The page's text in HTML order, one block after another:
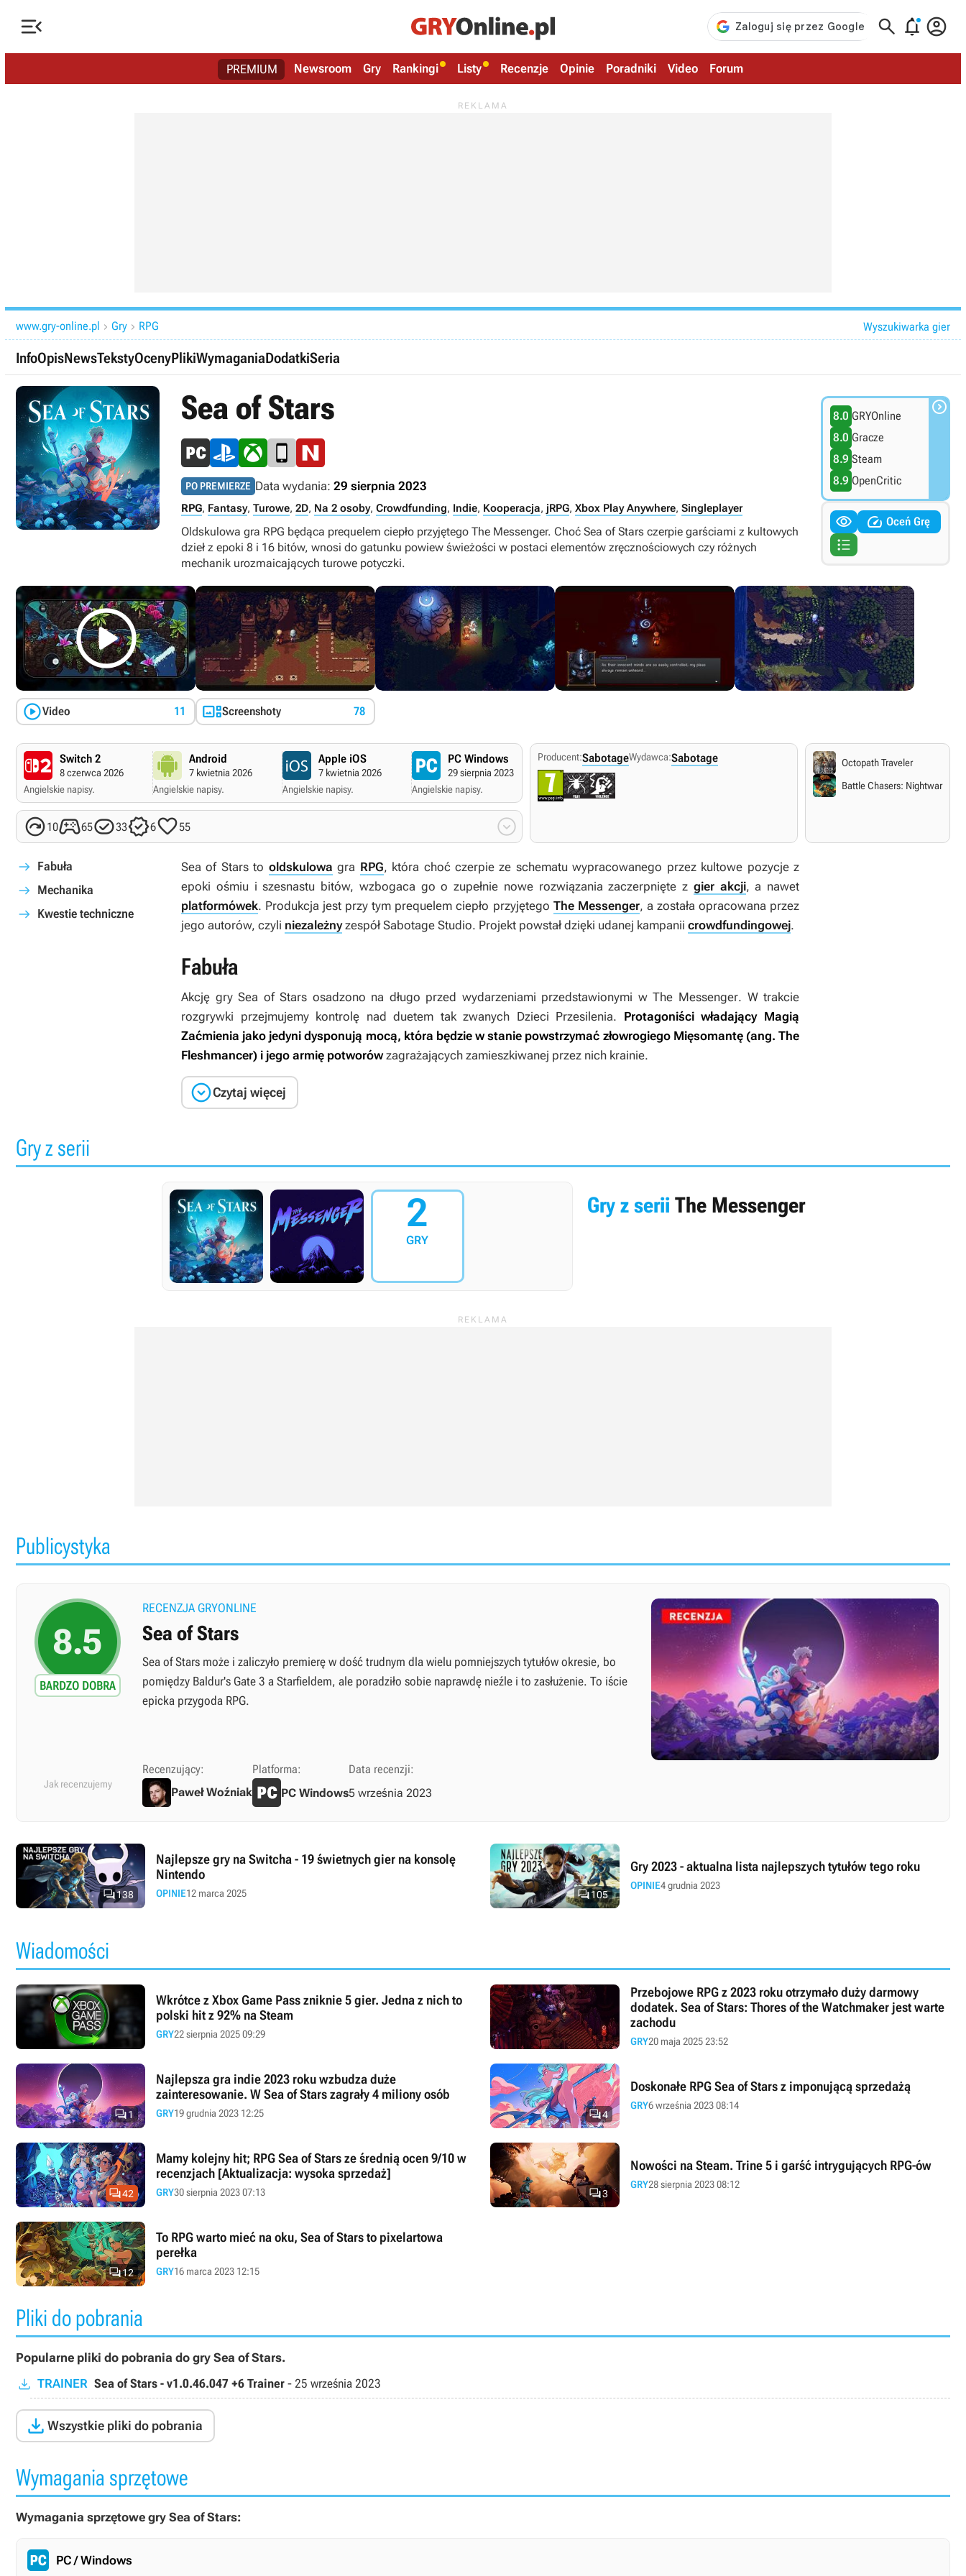
   
PREMIUM Newsroom Gry Rankingi Listy Recenzje Opinie Poradniki Video Forum
www.gry-online.pl  Gry  RPG Wyszukiwarka gier
InfoOpisNewsTekstyOcenyPlikiWymaganiaDodatkiSeria
Sea of Stars
PO PREMIERZE Data wydania: 29 sierpnia 2023
RPG, Fantasy, Turowe, 2D, Na 2 osoby, Crowdfunding, Indie, Kooperacja, jRPG, Xbox Play Anywhere, Singleplayer
Oldskulowa gra RPG będąca prequelem ciepło przyjętego The Messenger. Choć Sea of Stars czerpie garściami z kultowych
dzieł z epoki 8 i 16 bitów, wnosi do gatunku powiew świeżości w postaci elementów zręcznościowych czy różnych
mechanik urozmaicających turowe potyczki.
8.0 GRYOnline
8.0 Gracze
8.9 Steam
8.9 OpenCritic

  Oceń Grę


Video 11 Screenshoty 78
Switch 2
8 czerwca 2026
Angielskie napisy.
Android
7 kwietnia 2026
Angielskie napisy.
Apple iOS
7 kwietnia 2026
Angielskie napisy.
PC Windows
29 sierpnia 2023
Angielskie napisy.
Xbox One
29 sierpnia 2023
Angielskie napisy.
Nintendo Switch PlayStation 4
Angielskie napisy.
106533655 
Producent:SabotageWydawca:Sabotage
Octopath Traveler
Battle Chasers: Nightwar
Fabuła
Mechanika
Kwestie techniczne
Sea of Starsto oldskulowa gra RPG, która choć czerpie ze schematu wypracowanego przez kultowe pozycje z
epoki ośmiu i szesnastu bitów, wzbogaca go o zupełnie nowe rozwiązania zaczerpnięte z gier akcji, a nawet
platformówek. Produkcja jest przy tym prequelem ciepło przyjętego The Messenger, a została opracowana przez
jego autorów, czyli niezależnyzespół Sabotage Studio. Projekt powstał dzięki udanej kampanii crowdfundingowej.
Fabuła
Akcję grySea of Stars osadzono na długo przed wydarzeniami przedstawionymi wThe Messenger. W trakcie
rozgrywki przejmujemy kontrolę nad duetem tak zwanych Dzieci Przesilenia. Protagoniści władający Magią
Zaćmienia jako jedyni dysponują mocą, która będzie w stanie powstrzymać złowrogiego Mięsomantę (ang. The
Fleshmancer) i jego armię potworówzagrażających zamieszkiwanej przez nich krainie.
Czytaj więcej
Gry z serii
2
GRY
Gry z seriiThe Messenger
Publicystyka
8.5
BARDZO DOBRA
RECENZJA GRYONLINE
Sea of Stars
Sea of Stars może i zaliczyło premierę w dość trudnym dla wielu pomniejszych tytułów okresie, bo
pomiędzy Baldur's Gate 3 a Starfieldem, ale poradziło sobie naprawdę nieźle i to zasłużenie. To iście
epicka przygoda RPG.
Jak recenzujemy
Recenzujący:
Paweł Woźniak
Platforma:
PC Windows
Data recenzji:
5 września 2023
138
Najlepsze gry na Switcha - 19 świetnych gier na konsolę
Nintendo
OPINIE12 marca 2025 105
Gry 2023 - aktualna lista najlepszych tytułów tego roku
OPINIE4 grudnia 2023
Wiadomości
Wkrótce z Xbox Game Pass zniknie 5 gier. Jedna z nich to
polski hit z 92% na Steam
GRY22 sierpnia 2025 09:29
Przebojowe RPG z 2023 roku otrzymało duży darmowy
dodatek. Sea of Stars: Thores of the Watchmaker jest warte
zachodu
GRY20 maja 2025 23:52
1
Najlepsza gra indie 2023 roku wzbudza duże
zainteresowanie. W Sea of Stars zagrały 4 miliony osób
GRY19 grudnia 2023 12:25 4
Doskonałe RPG Sea of Stars z imponującą sprzedażą
GRY6 września 2023 08:14
42
Mamy kolejny hit; RPG Sea of Stars ze średnią ocen 9/10 w
recenzjach [Aktualizacja: wysoka sprzedaż]
GRY30 sierpnia 2023 07:13 3
Nowości na Steam. Trine 5 i garść intrygujących RPG-ów
GRY28 sierpnia 2023 08:12
12
To RPG warto mieć na oku, Sea of Stars to pixelartowa
perełka
GRY16 marca 2023 12:15
Pliki do pobrania
Popularne pliki do pobrania do gry Sea of Stars.
TRAINER Sea of Stars - v1.0.46.047 +6 Trainer - 25 września 2023
 Wszystkie pliki do pobrania
Wymagania sprzętowe
Wymagania sprzętowe gry Sea of Stars:
PC / Windows